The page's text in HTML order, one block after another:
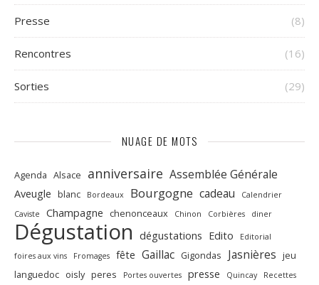
Presse (8)
Rencontres (16)
Sorties (29)
NUAGE DE MOTS
Agenda Alsace anniversaire Assemblée Générale
Aveugle blanc Bordeaux Bourgogne cadeau
Calendrier
Caviste
Champagne chenonceaux Chinon Corbières diner
Dégustation dégustations Edito
Editorial
foires aux vins
Fromages fête Gaillac Gigondas Jasnières jeu
languedoc oisly peres Portes ouvertes presse Quincay Recettes